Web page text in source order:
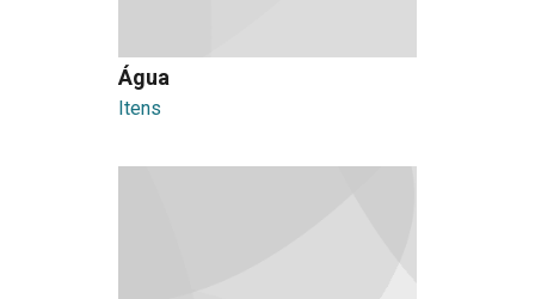
Água
Itens